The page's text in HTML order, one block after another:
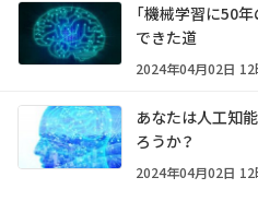
「機械学習に50
できた道
2024年04月02日
あなたは人工知
ろうか？
2024年04月02日